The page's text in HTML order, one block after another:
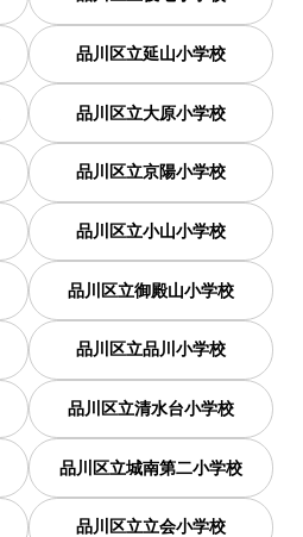
品川区立延山小学校
品川区立大原小学校
品川区立京陽小学校
品川区立小山小学校
品川区立御殿山小学校
品川区立品川小学校
品川区立清水台小学校
品川区立城南第二小学校
品川区立立会小学校